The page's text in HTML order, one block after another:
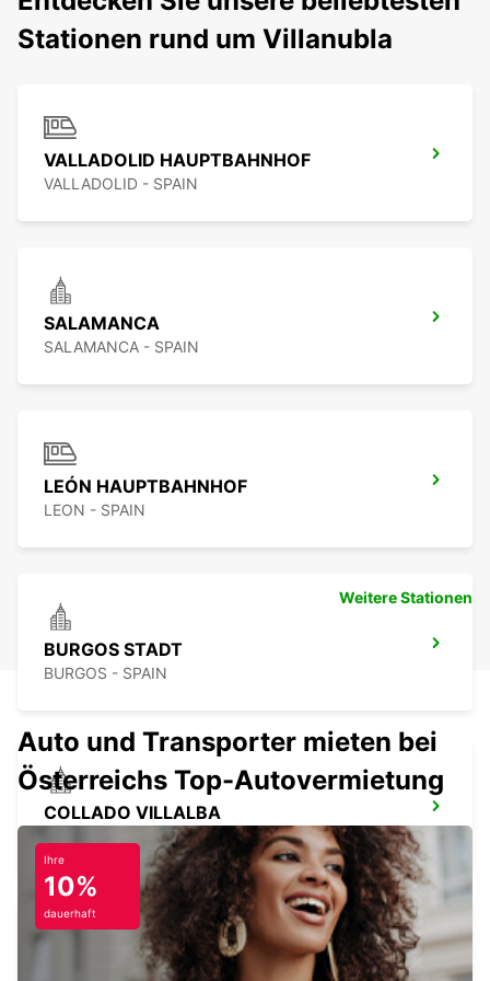
Stationen rund um Villanubla
VALLADOLID HAUPTBAHNHOF
VALLADOLID - SPAIN
SALAMANCA
SALAMANCA - SPAIN
LEÓN HAUPTBAHNHOF
LEON - SPAIN
BURGOS STADT
BURGOS - SPAIN
COLLADO VILLALBA
COLLADO VILLALBA - SPAIN
TRES CANTOS
Weitere Stationen
Auto und Transporter mieten bei
Österreichs Top-Autovermietung
Ihre
10%
dauerhaft